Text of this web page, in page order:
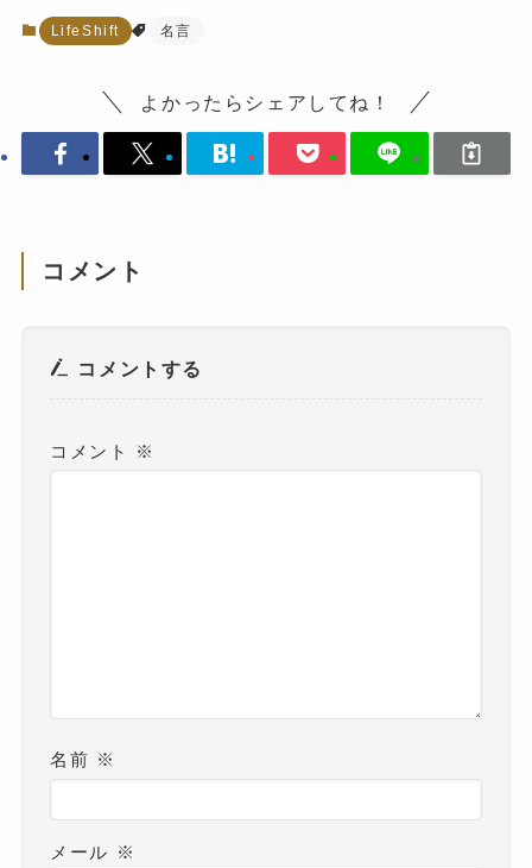
LifeShift 名言
よかったらシェアしてね！
コメント
コメントする
コメント ※
名前 ※
メール ※